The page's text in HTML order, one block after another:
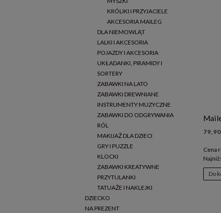
KRÓLIKI I PRZYJACIELE
AKCESORIA MAILEG
DLA NIEMOWLĄT
LALKI I AKCESORIA
POJAZDY I AKCESORIA
UKŁADANKI, PIRAMIDY I
SORTERY
ZABAWKI NA LATO
ZABAWKI DREWNIANE
INSTRUMENTY MUZYCZNE
ZABAWKI DO ODGRYWANIA
RÓL
MAKIJAŻ DLA DZIECI
GRY I PUZZLE
KLOCKI
ZABAWKI KREATYWNE
PRZYTULANKI
TATUAŻE I NAKLEJKI
DZIECKO
NA PREZENT
79,90
Cena
Do